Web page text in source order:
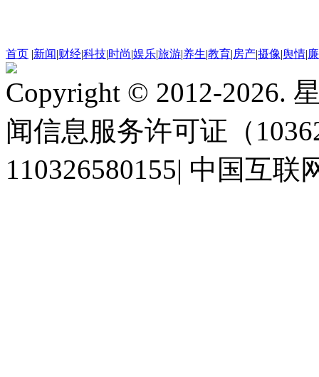
首页 |新闻|财经|科技|时尚|娱乐|旅游|养生|教育|房产|摄像|舆情|
Copyright © 2012-2026.
闻信息服务许可证（
110326580155| 中国互联